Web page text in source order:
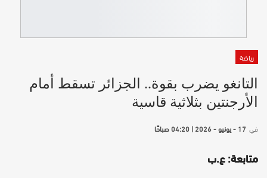
رياضة
التانغو يضرب بقوة.. الجزائر تسقط أمام
الأرجنتين بثلاثية قاسية
في 17 - يونيو - 2026 | 04:20 صباحًا
متابعة: ع.ب